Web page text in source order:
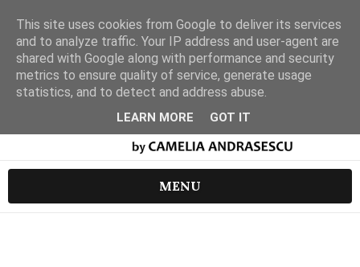
MENU
This site uses cookies from Google to deliver its services
and to analyze traffic. Your IP address and user-agent are
shared with Google along with performance and security
metrics to ensure quality of service, generate usage
statistics, and to detect and address abuse.
LEARN MORE GOT IT